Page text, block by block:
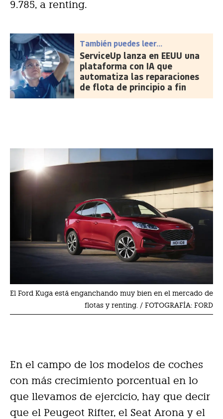
9.785, a renting.
También puedes leer...
ServiceUp lanza en EEUU una
plataforma con IA que
automatiza las reparaciones
de flota de principio a fin
El Ford Kuga está enganchando muy bien en el mercado de
flotas y renting. / FOTOGRAFÍA: FORD
En el campo de los modelos de coches
con más crecimiento porcentual en lo
que llevamos de ejercicio, hay que decir
que el Peugeot Rifter, el Seat Arona y el